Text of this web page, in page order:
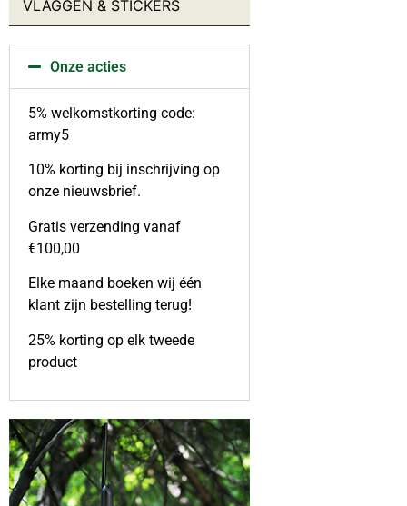
Handschoenen
Kleding accessoires
Sjaals
Veldpet & Baret
Bescherming
Jassen
Tactical Vesten
Kinderen
Ondergoed
Onderhoud
Regenkleding
External parts
Riemen
Tactical Vesten
Schoenen
Sokken & Footwear
Schoenen & Tactical Boots
VLAGGEN & STICKERS
Onze acties
5% welkomstkorting code:
army5
10% korting bij inschrijving op
onze nieuwsbrief.
Gratis verzending vanaf
€100,00
Elke maand boeken wij één
klant zijn bestelling terug!
25% korting op elk tweede
product